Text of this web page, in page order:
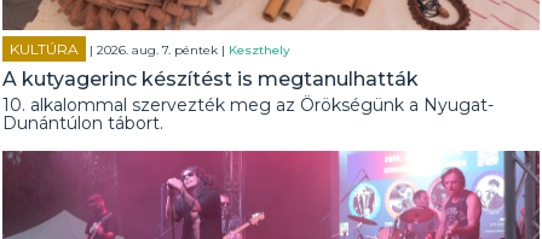
KULTÚRA | 2026. aug. 7. péntek | Keszthely
A kutyagerinc készítést is megtanulhatták
10. alkalommal szervezték meg az Örökségünk a Nyugat-
Dunántúlon tábort.